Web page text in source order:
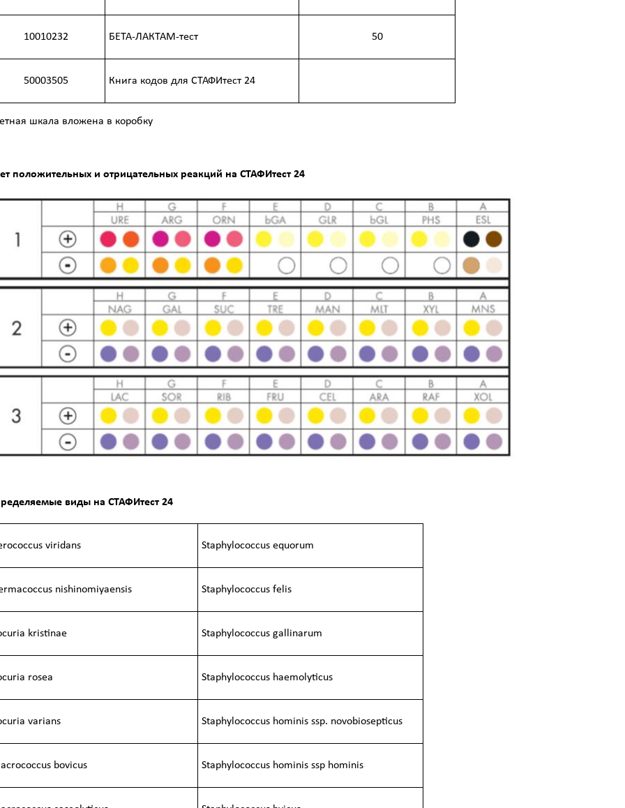
10010232 БЕТА-ЛАКТАМ-тест 50
50003505 Книга кодов для СТАФИтест 24
шкала вложена в коробку
положительных и отрицательных реакций на СТАФИтест 24
виды на СТАФИтест 24
viridans Staphylococcus equorum
nishinomiyaensis Staphylococcus felis
kristinae Staphylococcus gallinarum
rosea Staphylococcus haemolyticus
varians Staphylococcus hominis ssp. novobiosepticus
bovicus Staphylococcus hominis ssp hominis